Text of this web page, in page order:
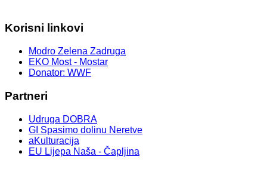
Korisni linkovi
Modro Zelena Zadruga
EKO Most - Mostar
Donator: WWF
Partneri
Udruga DOBRA
GI Spasimo dolinu Neretve
aKulturacija
EU Lijepa Naša - Čapljina